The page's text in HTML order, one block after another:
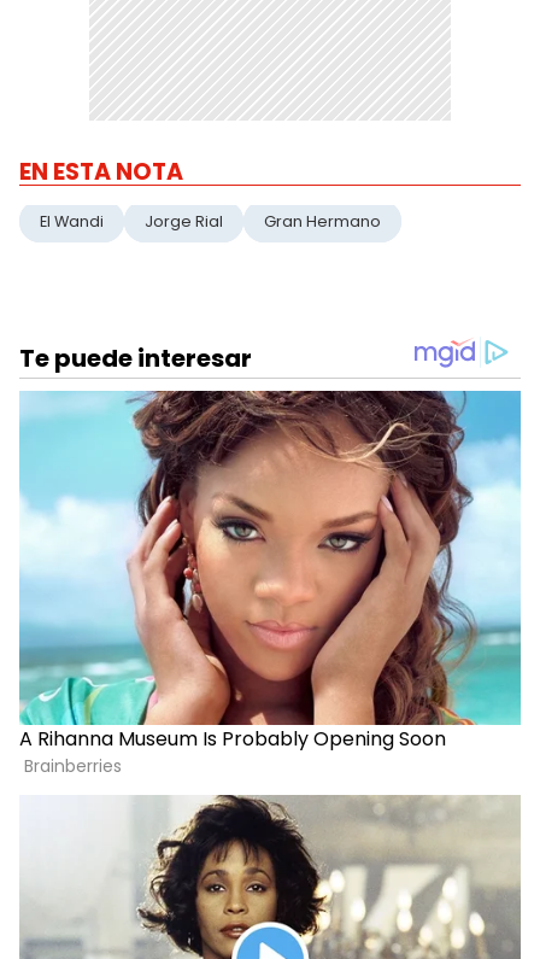
EN ESTA NOTA
El Wandi Jorge Rial Gran Hermano